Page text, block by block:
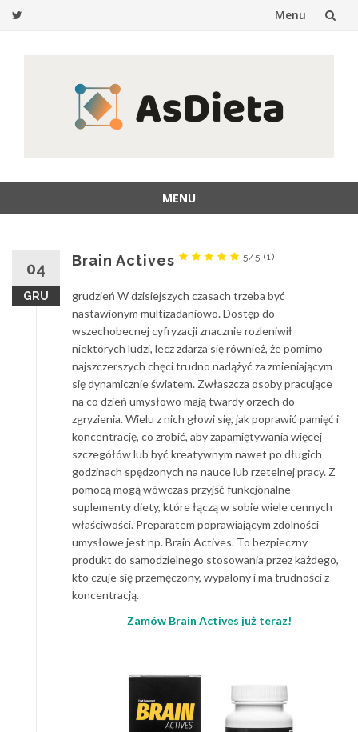
Menu
MENU
04
GRU
Brain Actives 5/5 (1)
grudzień W dzisiejszych czasach trzeba być
nastawionym multizadaniowo. Dostęp do
wszechobecnej cyfryzacji znacznie rozleniwił
niektórych ludzi, lecz zdarza się również, że pomimo
najszczerszych chęci trudno nadążyć za zmieniającym
się dynamicznie światem. Zwłaszcza osoby pracujące
na co dzień umysłowo mają twardy orzech do
zgryzienia. Wielu z nich głowi się, jak poprawić pamięć i
koncentrację, co zrobić, aby zapamiętywania więcej
szczegółów lub być kreatywnym nawet po długich
godzinach spędzonych na nauce lub rzetelnej pracy. Z
pomocą mogą wówczas przyjść funkcjonalne
suplementy diety, które łączą w sobie wiele cennych
właściwości. Preparatem poprawiającym zdolności
umysłowe jest np. Brain Actives. To bezpieczny
produkt do samodzielnego stosowania przez każdego,
kto czuje się przemęczony, wypalony i ma trudności z
koncentracją.
Zamów Brain Actives już teraz!